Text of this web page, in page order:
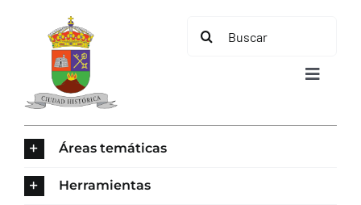
contenido
Buscar:
Toggle
Áreas temáticas
Herramientas